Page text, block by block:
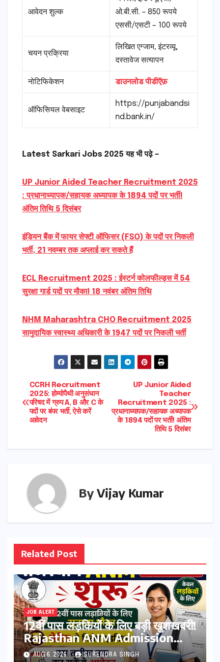
आवेदन शुल्क
ओ.बी.सी. – 850 रूपये
एससी/एसटी – 100 रूपये
चयन प्रक्रिया
लिखित एग्जाम, इंटरव्यू,
दस्तावेज सत्यापन
नोटिफिकेशन डाउनलोड पीडीऍफ़
ऑफिसियल वेबसाइट
https://punjabandsi
nd.bank.in/
Latest Sarkari Jobs 2025 यह भी पढ़े –
UP Junior Aided Teacher Recruitment 2025
: प्रधानाध्यापक/सहायक अध्यापक के 1894 पदों पर भर्ती!
अंतिम तिथि 5 दिसंबर
इंडियन बैंक में फायर सेफ्टी ऑफिसर (FSO) के पदों पर निकली
भर्ती, 21 नवम्बर तक अप्लाई कर सकते हैं
ECL Recruitment 2025 : ईस्टर्न कोलफील्ड्स में 54
सुरक्षा गार्ड पदों पर मौका! 18 नवंबर अंतिम तिथि
NHM Maharashtra CHO Recruitment 2025
सामुदायिक स्वास्थ्य अधिकारी के 1947 पदों पर निकली भर्ती
Post
navigation
UP Junior Aided
Teacher
Recruitment 2025 :
प्रधानाध्यापक/सहायक अध्यापक
के 1894 पदों पर भर्ती! अंतिम
तिथि 5 दिसंबर
CCRH Recruitment
2025: होम्योपैथी अनुसंधान
परिषद में ग्रुप A, B और C के
पदों पर बंपर भर्ती, ऐसे करें
आवेदन
By Vijay Kumar
Related Post
JOB ALERT
12वीं पास लड़कियों के लिए बड़ी खुशखबरी!
Rajasthan ANM Admission
Form 2026 शुरू, जानिए कौन कर
AUG 6, 2026 SURENDRA SINGH